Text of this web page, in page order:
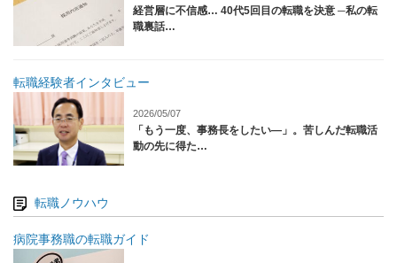
経営層に不信感… 40代5回目の転職を決意 ─私の転
職裏話…
転職経験者インタビュー
2026/05/07
「もう一度、事務長をしたい―」。苦しんだ転職活
動の先に得た…
転職ノウハウ
病院事務職の転職ガイド